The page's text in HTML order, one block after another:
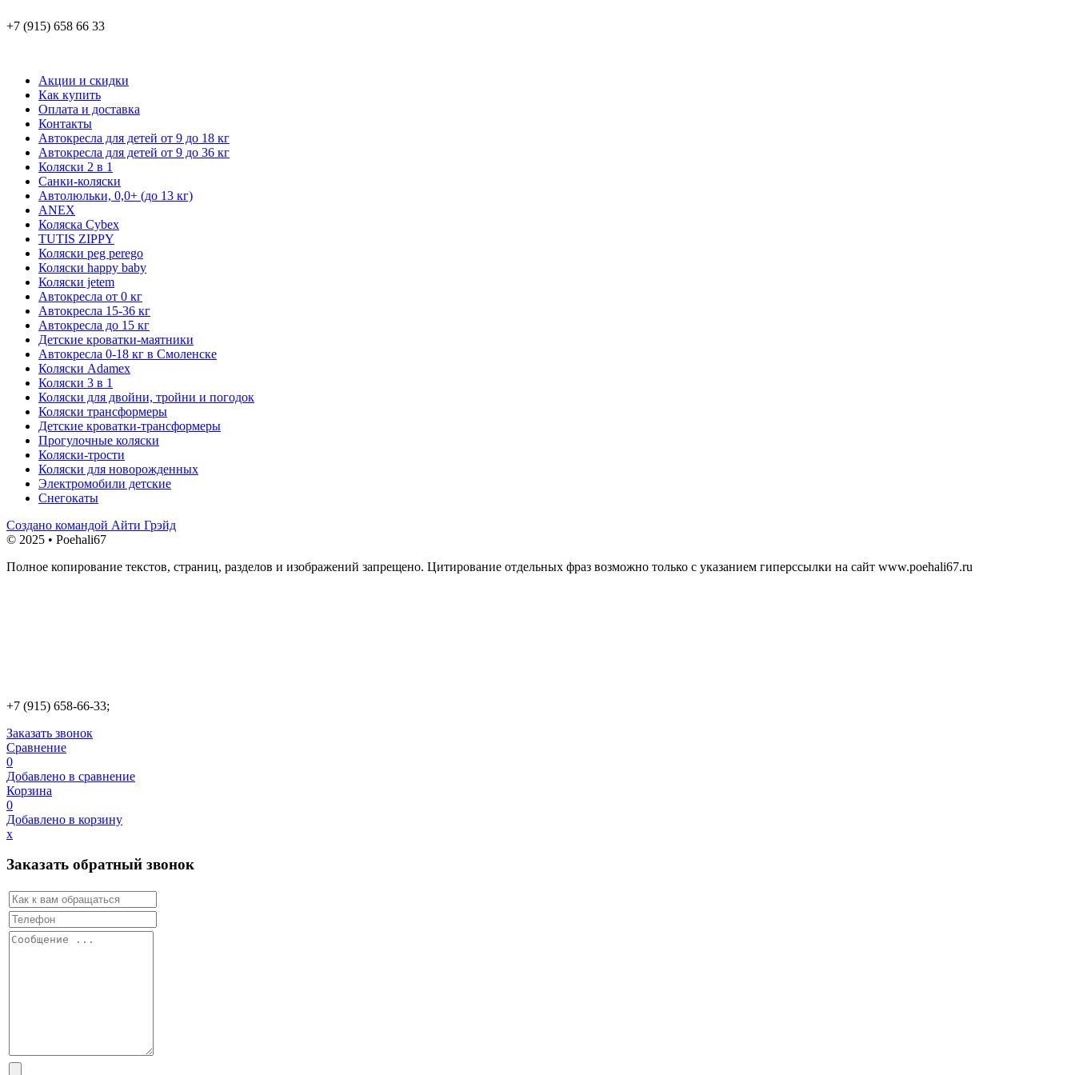
+7 (915) 658 66 33
Акции и скидки
Как купить
Оплата и доставка
Контакты
Автокресла для детей от 9 до 18 кг
Автокресла для детей от 9 до 36 кг
Коляски 2 в 1
Санки-коляски
Автолюльки, 0,0+ (до 13 кг)
ANEX
Коляска Cybex
TUTIS ZIPPY
Коляски peg perego
Коляски happy baby
Коляски jetem
Автокресла от 0 кг
Автокресла 15-36 кг
Автокресла до 15 кг
Детские кроватки-маятники
Автокресла 0-18 кг в Смоленске
Коляски Adamex
Коляски 3 в 1
Коляски для двойни, тройни и погодок
Коляски трансформеры
Детские кроватки-трансформеры
Прогулочные коляски
Коляски-трости
Коляски для новорожденных
Электромобили детские
Снегокаты
Создано командой Айти Грэйд
© 2025 • Poehali67
Полное копирование текстов, страниц, разделов и изображений запрещено. Цитирование отдельных фраз возможно только с указанием гиперссылки на сайт www.poehali67.ru
+7 (915) 658-66-33;
Заказать звонок
Сравнение
0
Добавлено в сравнение
Корзина
0
Добавлено в корзину
х
Заказать обратный звонок